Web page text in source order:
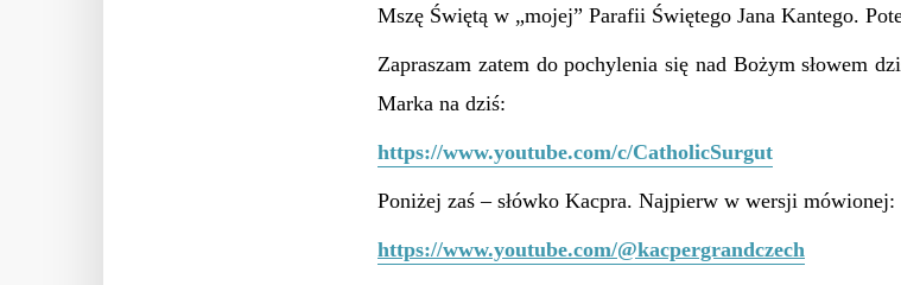
Mszę Świętą w „mojej” Parafii Świętego Jana Kantego.
Zapraszam zatem do pochylenia się nad Bożym słowem
Marka na dziś:
https://www.youtube.com/c/CatholicSurgut
Poniżej zaś – słówko Kacpra. Najpierw w wersji mówionej:
https://www.youtube.com/@kacpergrandczech